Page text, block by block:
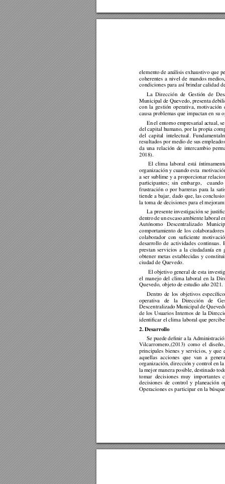
elemento de análisis exhaustivo que
coherentes a nivel de mandos
condiciones para así brindar calidad
La Dirección de Gestión de
Municipal de Quevedo, presenta
con la gestión operativa, motivación
causa problemas que impactan en
En el entorno empresarial actual,
del capital humano, por la propia
del capital intelectual. Fundament
resultados por medio de sus
da una relación de intercambio
2018).
El clima laboral está
organización y cuando esta
a ser sublime y a proporcionar
participantes; sin embargo,
cuando
frustración o por barreras para la
tiende a bajar, dado que, las
la toma de decisiones para el
La presente investigación se
dentro de un escaso ambiente laboral
Autónomo Descentralizado
comportamiento de los colaboradores
colaborador con suficiente m
desarrollo de actividades continuas.
prestan servicios a la ciudadanía en
obtener metas establecidas y constitui
ciudad de Quevedo.
El objetivo general de esta
el manejo del clima laboral en la
Quevedo, objeto de estudio año 2021.
Dentro de los objetivos
operativa
de la Dirección de
Descentralizado Municipal de
de los Usuarios Internos de la
identificar el clima laboral que
2. Desarrollo
Se puede definir a la
Vilcarromero,(2013) como el
principales bienes y servicios, y que
aquellas acciones que van a
organización, dirección y control en la
la mejor manera posible, destinado to
tomar decisiones muy importantes
decisiones de control y planeación
Operaciones es participar en la